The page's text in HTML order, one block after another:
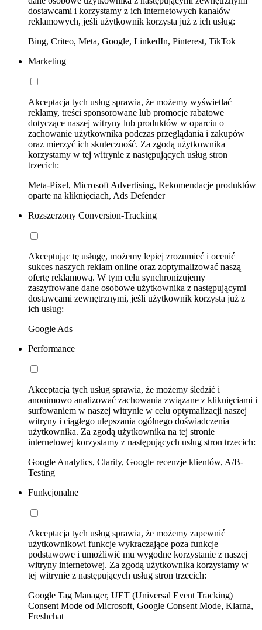
dostawcami i korzystamy z ich internetowych kanałów
reklamowych, jeśli użytkownik korzysta już z ich usług:
Bing, Criteo, Meta, Google, LinkedIn, Pinterest, TikTok
Marketing
Akceptacja tych usług sprawia, że możemy wyświetlać
reklamy, treści sponsorowane lub promocje rabatowe
dotyczące naszej witryny lub produktów w oparciu o
zachowanie użytkownika podczas przeglądania i zakupów
oraz mierzyć ich skuteczność. Za zgodą użytkownika
korzystamy w tej witrynie z następujących usług stron
trzecich:
Meta-Pixel, Microsoft Advertising, Rekomendacje produktów
oparte na kliknięciach, Ads Defender
Rozszerzony Conversion-Tracking
Akceptując tę usługę, możemy lepiej zrozumieć i ocenić
sukces naszych reklam online oraz zoptymalizować naszą
ofertę reklamową. W tym celu synchronizujemy
zaszyfrowane dane osobowe użytkownika z następującymi
dostawcami zewnętrznymi, jeśli użytkownik korzysta już z
ich usług:
Google Ads
Performance
Akceptacja tych usług sprawia, że możemy śledzić i
anonimowo analizować zachowania związane z kliknięciami i
surfowaniem w naszej witrynie w celu optymalizacji naszej
witryny i ciągłego ulepszania ogólnego doświadczenia
użytkownika. Za zgodą użytkownika na tej stronie
internetowej korzystamy z następujących usług stron trzecich:
Google Analytics, Clarity, Google recenzje klientów, A/B-
Testing
Funkcjonalne
Akceptacja tych usług sprawia, że możemy zapewnić
użytkownikowi funkcje wykraczające poza funkcje
podstawowe i umożliwić mu wygodne korzystanie z naszej
witryny internetowej. Za zgodą użytkownika korzystamy w
tej witrynie z następujących usług stron trzecich:
Google Tag Manager, UET (Universal Event Tracking)
Consent Mode od Microsoft, Google Consent Mode, Klarna,
Freshchat